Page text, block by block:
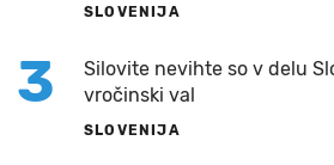
SLOVENIJA
3
Silovite nevihte so v delu
vročinski val
SLOVENIJA